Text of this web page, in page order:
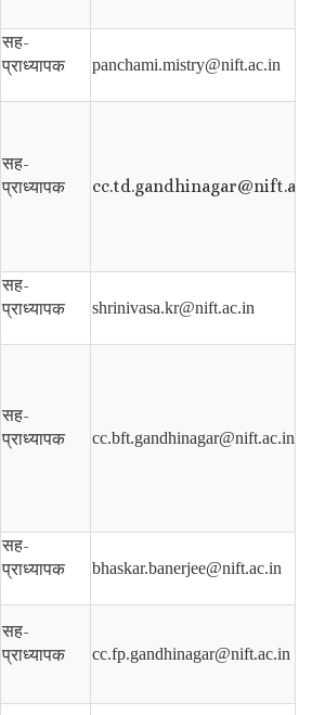
सह-
प्राध्यापक
panchami.mistry@nift.ac.in
सह-
प्राध्यापक
सह-
प्राध्यापक
shrinivasa.kr@nift.ac.in
सह-
प्राध्यापक
cc.bft.gandhinagar@nift.ac.in
सह-
प्राध्यापक
bhaskar.banerjee@nift.ac.in
सह-
प्राध्यापक
cc.fp.gandhinagar@nift.ac.in